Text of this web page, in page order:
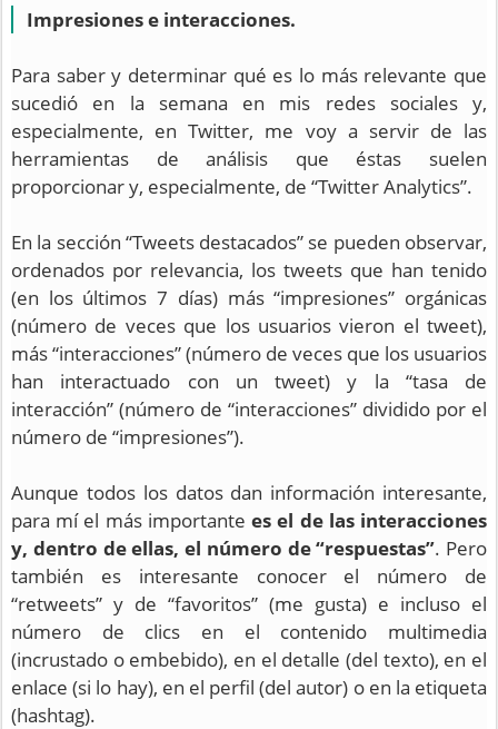
Impresiones e interacciones.
Para saber y determinar qué es lo más relevante que
sucedió en la semana en mis redes sociales y,
especialmente, en Twitter, me voy a servir de las
herramientas de análisis que éstas suelen
proporcionar y, especialmente, de “Twitter Analytics”.
En la sección “Tweets destacados” se pueden observar,
ordenados por relevancia, los tweets que han tenido
(en los últimos 7 días) más “impresiones” orgánicas
(número de veces que los usuarios vieron el tweet),
más “interacciones” (número de veces que los usuarios
han interactuado con un tweet) y la “tasa de
interacción” (número de “interacciones” dividido por el
número de “impresiones”).
Aunque todos los datos dan información interesante,
para mí el más importantees el de las interacciones
y, dentro de ellas, el número de “respuestas”. Pero
también es interesante conocer el número de
“retweets” y de “favoritos” (me gusta) e incluso el
número de clics en el contenido multimedia
(incrustado o embebido), en el detalle (del texto), en el
enlace (si lo hay), en el perfil (del autor) o en la etiqueta
(hashtag).